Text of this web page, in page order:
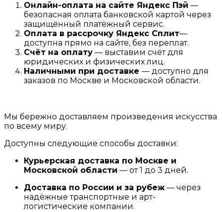
Онлайн-оплата на сайте Яндекс Пэй —
безопасная оплата банковской картой через
защищённый платёжный сервис.
Оплата в рассрочку Я ндекс Сплит—
доступна прямо на сайте, без переплат.
Счёт на оплату — выставим счёт для
юридических и физических лиц.
Наличными при доставке — доступно для
заказов по Москве и Московской области.
Мы бережно доставляем произведения искусства
по всему миру.
Доступны следующие способы доставки:
Курьерская доставка по Москве и
Московской области — от 1 до 3 дней.
Доставка по России и за рубеж — через
надёжные транспортные и арт-
логистические компании.